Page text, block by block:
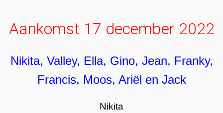
Aankomst 17 december 2022
Nikita, Valley, Ella, Gino, Jean, Franky,
Francis, Moos, Ariël en Jack
Nikita